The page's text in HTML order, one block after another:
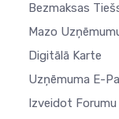
Bezmaksas
Mazo
Digitālā Karte
Uzņēmuma E-
Izveidot Forumu